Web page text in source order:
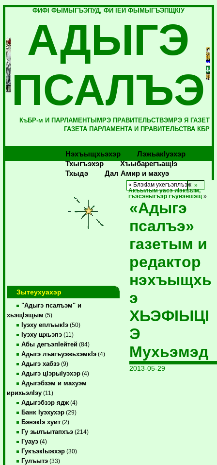
ФИФI ФЫМЫГЪЭПУД, ФИ IЕЙ ФЫМЫГЪЭПЩКIУ
АДЫГЭ
ПСАЛЪЭ
КъБР-м И ПАРЛАМЕНТЫМРЭ ПРАВИТЕЛЬСТВЭМРЭ Я ГАЗЕТ
ГАЗЕТА ПАРЛАМЕНТА И ПРАВИТЕЛЬСТВА КБР
Нэхъыщхьэхэр
Лэжьакlуэхэр
Тхыгъэхэр
Хъыбарегъащlэ
Тхыдэ
Дал Амир и махуэ
Зытеухуахэр
"Адыгэ псалъэм" и
хьэщIэщым (5)
Iуэху еплъыкIэ (50)
Iуэху щхьэпэ (11)
Абы дегъэпIейтей (84)
Адыгэ лъагъуэжьхэмкIэ (4)
Адыгэ хабзэ (9)
Адыгэ цIэрыIуэхэр (4)
Адыгэбзэм и махуэм
ирихьэлIэу (11)
Адыгэбзэр ядж (4)
Банк Iуэхухэр (29)
БэнэкIэ хуит (2)
Гу зылъытапхъэ (214)
Гуауэ (4)
ГукъэкIыжхэр (30)
Гулъытэ (33)
« БлэкIам ухегъэплъэж
Акъылым уасэ иIэкъым,
гъэсэныгъэр гъунэншэщ »
«Адыгэ
псалъэ»
газетым и
редактор
нэхъыщхь
э
ХЬЭФIЫЦI
Э
Мухьэмэд
2013-05-29